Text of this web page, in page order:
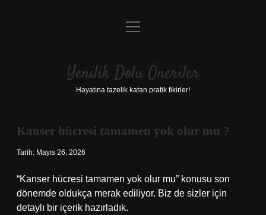
Anasayfa
Yasal Uyarı
menüyü
Yenilik Dolu Öneriler
Hayatına tazelik katan pratik fikirler!
Kanser hücresi tamamen yok olur mu ?
Tarih: Mayıs 26, 2026
“Kanser hücresi tamamen yok olur mu” konusu son
dönemde oldukça merak ediliyor. Biz de sizler için
detaylı bir içerik hazırladık.